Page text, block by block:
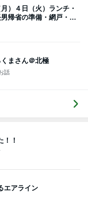
）４日（火）ランチ・
帰省の準備・網戸・４
まさん＠北極
話
！！
エアライン